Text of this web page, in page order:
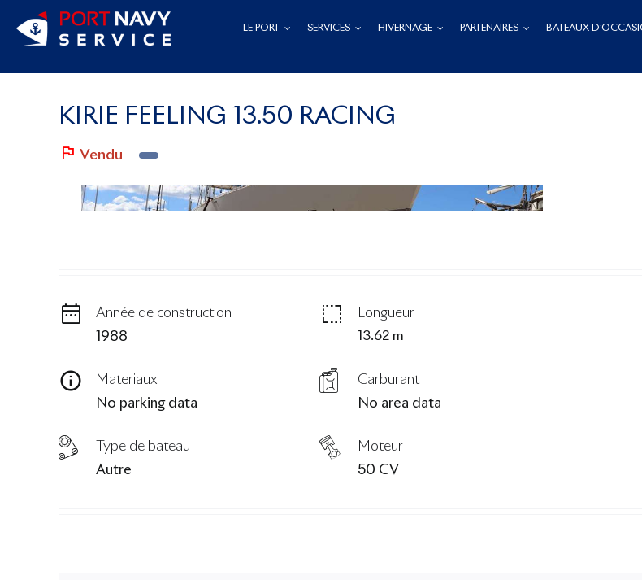
Passer
LE PORT SERVICES HIVERNAGE PARTENAIRES BATEAUX
KIRIE FEELING 13.50 RACING
Vendu
Année de construction
1988
Longueur
13.62 m
Materiaux
No parking data
Carburant
No area data
Type de bateau
Autre
Moteur
50 CV